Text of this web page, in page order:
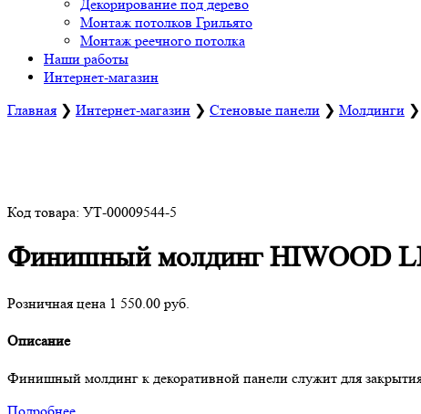
Декорирование под дерево
Монтаж потолков Грильято
Монтаж реечного потолка
Наши работы
Интернет-магазин
Главная ❯ Интернет-магазин ❯ Стеновые панели ❯ Молдинги ❯
Код товара: УТ-00009544-5
Финишный молдинг HIWOOD
Розничная цена 1 550.00 руб.
Описание
Финишный молдинг к декоративной панели служит для